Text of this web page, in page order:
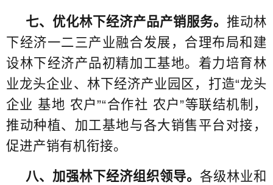
七、优化林下经济产品产销服务。 推动林
下经济一二三产业融合发展，合理布局和建
设林下经济产品初精加工基地。着力培育林
业龙头企业、林下经济产业园区，打造“龙头
企业 基地 农户”“合作社 农户”等联结机制，
推动种植、加工基地与各大销售平台对接，
促进产销有机衔接。
八、加强林下经济组织领导。 各级林业和